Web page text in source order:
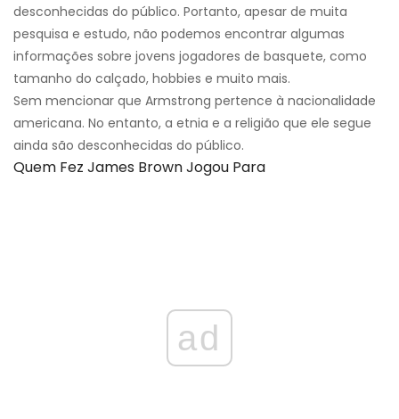
desconhecidas do público. Portanto, apesar de muita
pesquisa e estudo, não podemos encontrar algumas
informações sobre jovens jogadores de basquete, como
tamanho do calçado, hobbies e muito mais.
Sem mencionar que Armstrong pertence à nacionalidade
americana. No entanto, a etnia e a religião que ele segue
ainda são desconhecidas do público.
Quem Fez James Brown Jogou Para
ad